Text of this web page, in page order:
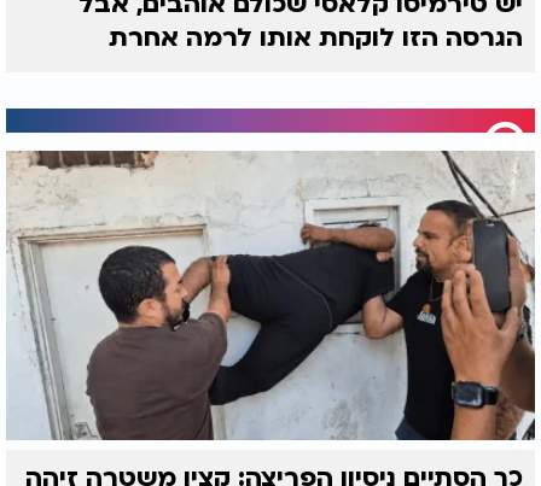
הגרסה הזו לוקחת אותו לרמה אחרת
כך הסתיים ניסיון הפריצה: קצין משטרה זיהה